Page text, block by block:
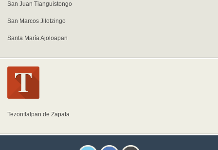
San Juan Tianguistongo
San Marcos Jilotzingo
Santa María Ajoloapan
Tezontlalpan de Zapata